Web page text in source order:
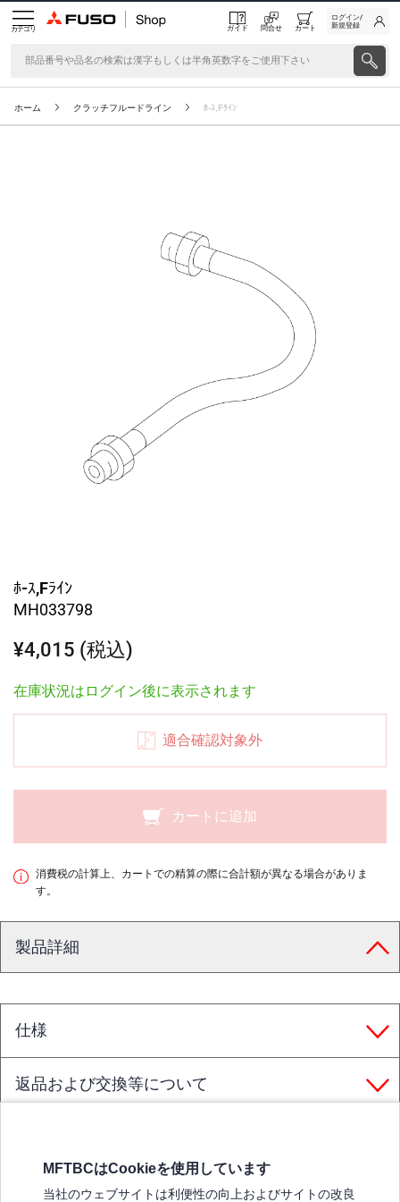
カテゴリ ガイド 問合せ カート
ログイン/
新規登録
ホーム クラッチフルードライン ﾎ-ｽ,Fﾗｲﾝ
ﾎ-ｽ,Fﾗｲﾝ
MH033798
¥4,015 (税込)
在庫状況はログイン後に表示されます
適合確認対象外
カートに追加
消費税の計算上、カートでの精算の際に合計額が異なる場合がありま
す。
製品詳細
仕様
返品および交換等について
MFTBCはCookieを使用しています
当社のウェブサイトは利便性の向上およびサイトの改良